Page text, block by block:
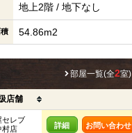
地上2階 / 地下なし
54.86m2
部屋一覧(全2室)
店舗
セレブ
村店
詳細 お問い合わせ